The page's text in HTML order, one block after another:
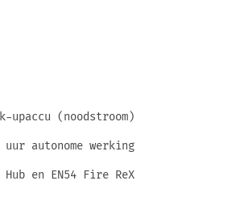
upaccu (noodstroom)
autonome werking
en EN54 Fire ReX